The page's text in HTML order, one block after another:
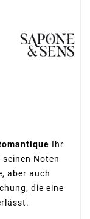
Ihr
Noten
aber auch
die eine